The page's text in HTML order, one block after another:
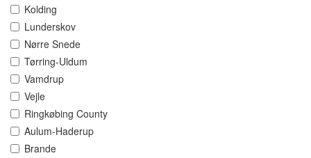
Kolding
Lunderskov
Nørre Snede
Tørring-Uldum
Vamdrup
Vejle
Ringkøbing County
Aulum-Haderup
Brande